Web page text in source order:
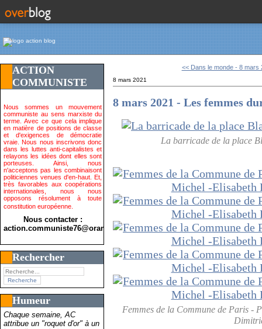
ACTION
COMMUNISTE
Nous sommes un mouvement
communiste au sens marxiste du
terme. Avec ce que cela implique
en matière de positions de classe
et d'exigences de démocratie
vraie. Nous nous inscrivons donc
dans les luttes anti-capitalistes et
relayons les idées dont elles sont
porteuses. Ainsi, nous
n'acceptons pas les combinaisont
politiciennes venues d'en-haut. Et,
très favorables aux coopérations
internationales, nous nous
opposons résolument à toute
constitution européenne.
Nous contacter :
action.communiste76@orange.fr>
Rechercher
Humeur
Chaque semaine, AC
attribue un "roquet d'or" à un
<< Dans le monde - 8 mars
8 mars 2021
8 mars 2021 - Les femmes
La barricade de la place
Femmes de la Commune de Paris -